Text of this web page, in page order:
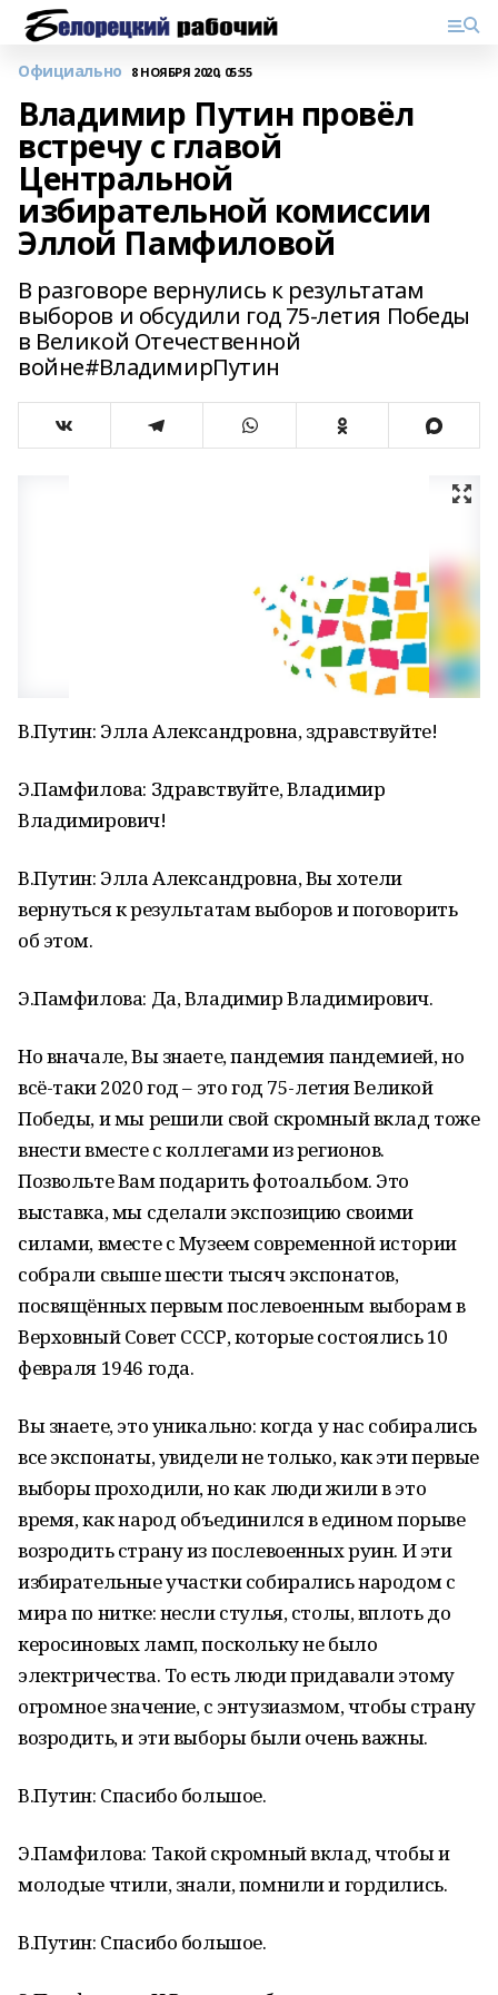
Официально 8 НОЯБРЯ 2020, 05:55
Владимир Путин провёл
встречу с главой
Центральной
избирательной комиссии
Эллой Памфиловой
В разговоре вернулись к результатам
выборов и обсудили год 75-летия Победы
в Великой Отечественной
войне#ВладимирПутин
В.Путин: Элла Александровна, здравствуйте!
Э.Памфилова: Здравствуйте, Владимир
Владимирович!
В.Путин: Элла Александровна, Вы хотели
вернуться к результатам выборов и поговорить
об этом.
Э.Памфилова: Да, Владимир Владимирович.
Но вначале, Вы знаете, пандемия пандемией, но
всё-таки 2020 год – это год 75-летия Великой
Победы, и мы решили свой скромный вклад тоже
внести вместе с коллегами из регионов.
Позвольте Вам подарить фотоальбом. Это
выставка, мы сделали экспозицию своими
силами, вместе с Музеем современной истории
собрали свыше шести тысяч экспонатов,
посвящённых первым послевоенным выборам в
Верховный Совет СССР, которые состоялись 10
февраля 1946 года.
Вы знаете, это уникально: когда у нас собирались
все экспонаты, увидели не только, как эти первые
выборы проходили, но как люди жили в это
время, как народ объединился в едином порыве
возродить страну из послевоенных руин. И эти
избирательные участки собирались народом с
мира по нитке: несли стулья, столы, вплоть до
керосиновых ламп, поскольку не было
электричества. То есть люди придавали этому
огромное значение, с энтузиазмом, чтобы страну
возродить, и эти выборы были очень важны.
В.Путин: Спасибо большое.
Э.Памфилова: Такой скромный вклад, чтобы и
молодые чтили, знали, помнили и гордились.
В.Путин: Спасибо большое.